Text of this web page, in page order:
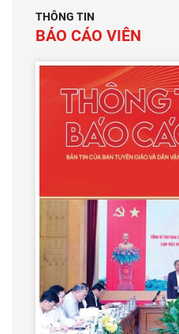
THÔNG TIN
BÁO CÁO VIÊN